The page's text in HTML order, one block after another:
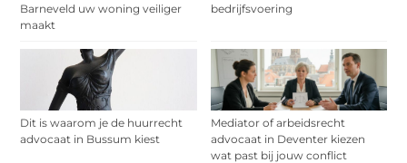
Barneveld uw woning veiliger
maakt
bedrijfsvoering
Dit is waarom je de huurrecht
advocaat in Bussum kiest
Mediator of arbeidsrecht
advocaat in Deventer kiezen
wat past bij jouw conflict